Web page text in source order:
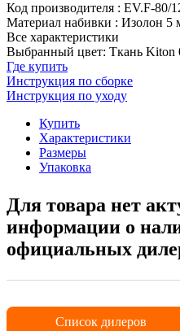
Код производителя : EV.F-80/
Материал набивки : Изолон 5
Все характеристики
Выбранный цвет: Ткань Kiton
Где купить
Инструкция по сборке
Инструкция по уходу
Купить
Характеристики
Размеры
Упаковка
Для товара нет
информации о
официальных
Список дилеров